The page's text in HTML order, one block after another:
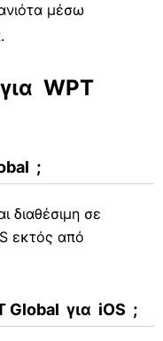
μέσω
WPT
;
διαθέσιμη σε
εκτός από
για  iOS  ;